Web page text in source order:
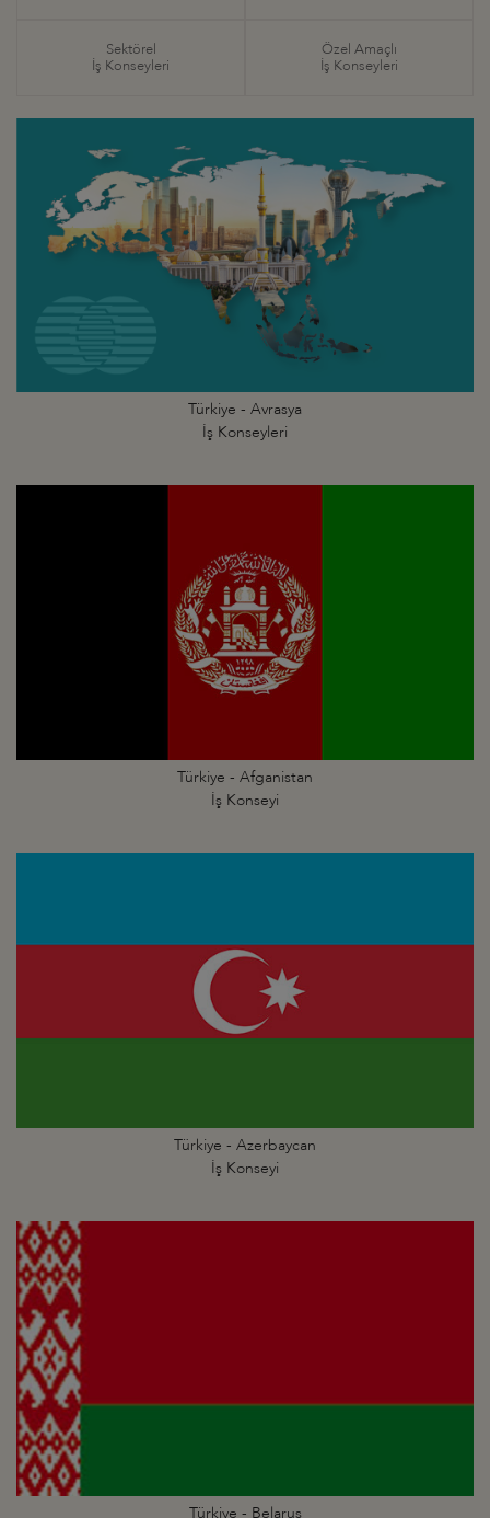
Sektörel
İş Konseyleri
Özel Amaçlı
İş Konseyleri
Türkiye - Avrasya
İş Konseyleri
Türkiye - Afganistan
İş Konseyi
Türkiye - Azerbaycan
İş Konseyi
Türkiye - Belarus